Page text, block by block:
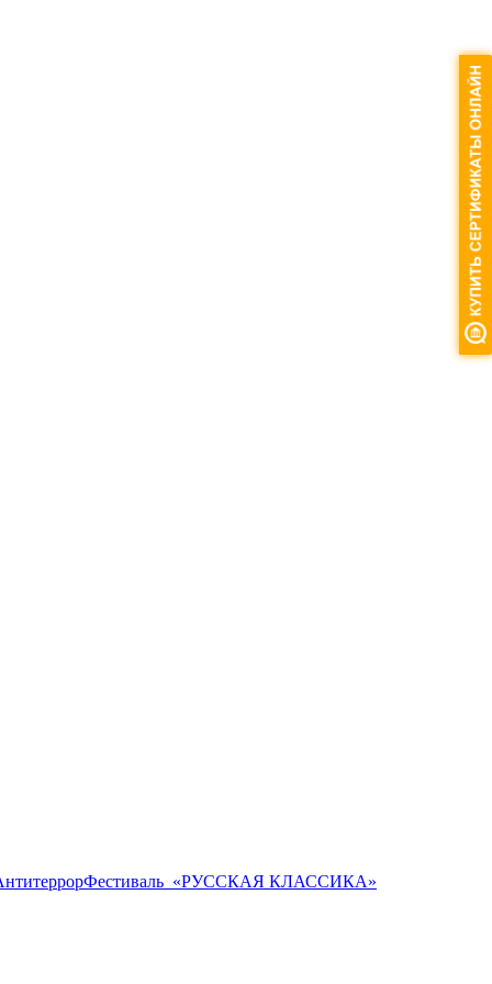
Фестиваль ​ «РУССКАЯ КЛАССИКА»